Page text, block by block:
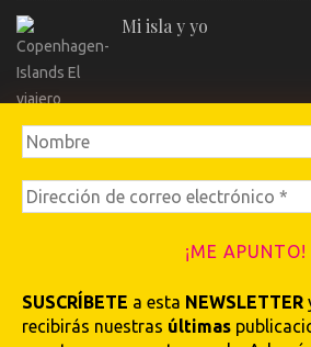
SUSCRÍBETE a esta NEWSLETTER
recibirás nuestras últimas
Mi isla y yo
JAZZahara, el jazz que
© 2026 El viajero global . Metro